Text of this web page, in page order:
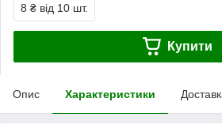
8 ₴ від 10 шт.
Купити
Опис Характеристики